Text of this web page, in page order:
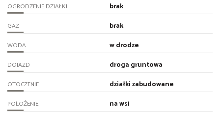
OGRODZENIE DZIAŁKI brak
GAZ brak
WODA w drodze
DOJAZD droga gruntowa
OTOCZENIE działki zabudowane
POŁOŻENIE na wsi